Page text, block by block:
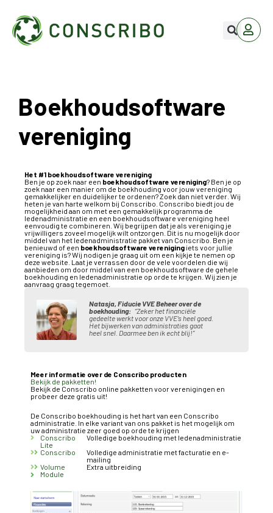
Boekhoudsoftware
vereniging
Het #1 boekhoudsoftware vereniging
Ben je op zoek naar een boekhoudsoftware vereniging? Ben je op
zoek naar een manier om de boekhouding voor jouw vereniging
gemakkelijker en duidelijker te ordenen? Zoek dan niet verder. Wij
heten je van harte welkom bij Conscribo. Conscribo biedt jou de
mogelijkheid aan om met een gemakkelijk programma de
ledenadministratie en een boekhoudsoftware vereniging heel
eenvoudig te combineren. Wij begrijpen dat je als vereniging je
vrijwilligers zoveel mogelijk wilt ontzorgen. Dit is nu mogelijk door
middel van het ledenadministratie pakket van Conscribo. Ben je
benieuwd of een boekhoudsoftware vereniging iets voor jullie
vereniging is? Wij nodigen je graag uit om een kijkje te nemen op
deze website. Laat je verrassen door de vele voordelen die wij
aanbieden om door middel van een boekhoudsoftware de gehele
boekhouding en ledenadministratie op orde te krijgen. Wij zien je
aanvraag graag tegemoet.
Natasja, Fiducie VVE Beheer over de
boekhouding:“Zeker het financiële
gedeelte werkt voor onze VVE’s heel goed.
Het bijwerken van administraties gaat
heel snel. Daarmee ben ik echt blij!”
Meer informatie over de Conscribo producten
Bekijk de pakketten!
Bekijk de Conscribo online pakketten voor verenigingen en
probeer deze gratis uit!
De Conscribo boekhouding is het hart van een Conscribo
administratie. In elke variant van ons pakket is het mogelijk om
uw administratie zeer goed op orde te krijgen
Conscribo
Lite
Volledige boekhouding met ledenadministratie
Conscribo
Volledige administratie met facturatie en e-
mailing
Volume
Module
Extra uitbreiding